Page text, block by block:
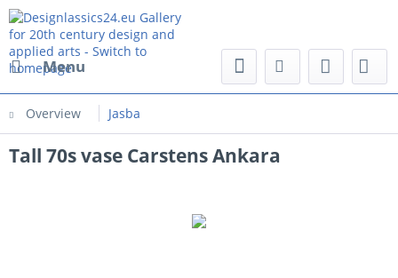
Menu
Overview Jasba
Tall 70s vase Carstens Ankara